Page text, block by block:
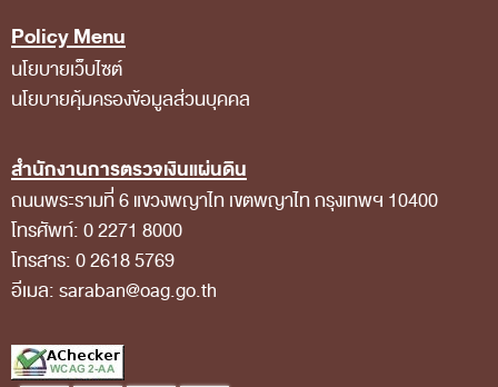
ภาพกิจกรรม
อินโฟกราฟิก
รู้รักษ์เงินแผ่นดินกับ สตง.
สื่อวีดิทิศน์
วีดิทัศน์เกี่ยวกับ สตง.
สตง.ขอบอก
รู้จัก สตง. กับน้องออดิต
Policy Menu
นโยบายเว็บไซต์
นโยบายคุ้มครองข้อมูลส่วนบุคคล
สำนักงานการตรวจเงินแผ่นดิน
ถนนพระรามที่ 6 แขวงพญาไท เขตพญาไท กรุงเทพฯ 10400
โทรศัพท์: 0 2271 8000
โทรสาร: 0 2618 5769
อีเมล: saraban@oag.go.th